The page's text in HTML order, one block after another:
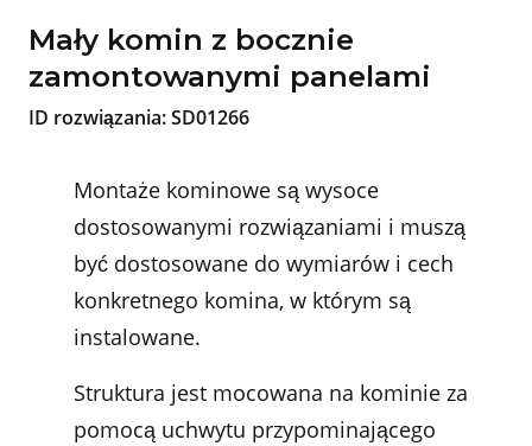
Mały komin z bocznie
zamontowanymi panelami
ID rozwiązania:SD01266
Montaże kominowe są wysoce
dostosowanymi rozwiązaniami i muszą
być dostosowane do wymiarów i cech
konkretnego komina, w którym są
instalowane.
Struktura jest mocowana na kominie za
pomocą uchwytu przypominającego